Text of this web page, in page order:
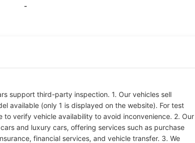
-
support third-party inspection. 1. Our vehicles sell
available (only 1 is displayed on the website). For test
verify vehicle availability to avoid inconvenience. 2. Our
and luxury cars, offering services such as purchase
financial services, and vehicle transfer. 3. We